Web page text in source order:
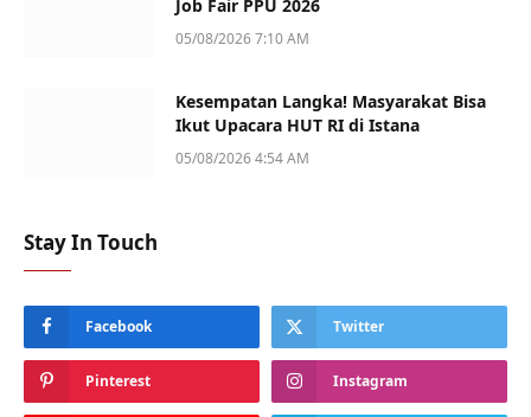
Job Fair PPU 2026
05/08/2026 7:10 AM
Kesempatan Langka! Masyarakat Bisa
Ikut Upacara HUT RI di Istana
05/08/2026 4:54 AM
Stay In Touch
Facebook Twitter
Pinterest Instagram